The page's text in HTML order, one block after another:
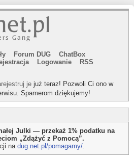
Forum DUG
ChatBox
Logowanie
RSS
je już teraz! Pozwoli Ci ono w
Spamerom dziękujemy!
Julki — przekaż 1% podatku na
„Zdążyć z Pomocą”.
na dug.net.pl/pomagamy/.